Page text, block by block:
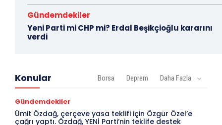
Gündemdekiler
Yeni Parti mi CHP mi? Erdal Beşikçioğlu kararını
verdi
Konular Borsa Deprem Daha Fazla
Gündemdekiler
Ümit Özdağ, çerçeve yasa teklifi için Özgür Özel’e
çağrı yaptı. Özdağ, YENİ Parti’nin teklife destek